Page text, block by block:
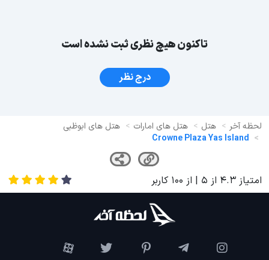
تاکنون هیچ نظری ثبت نشده است
درج نظر
لحظه آخر هتل هتل های امارات
هتل های ابوظبی
Crowne Plaza Yas Island
امتیاز 4.3 از 5 | از 100 کاربر